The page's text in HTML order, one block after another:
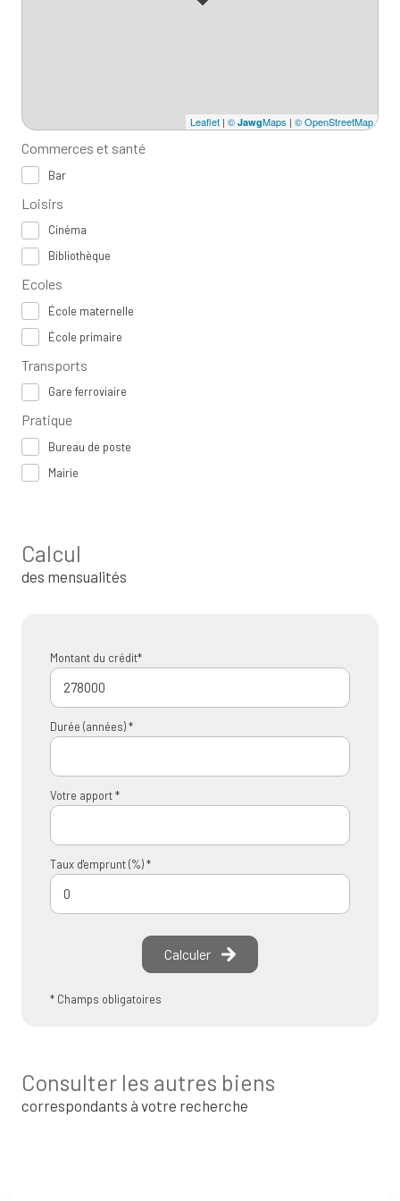
(notaires, courtiers, conciergeries, entreprises de
en toute
sérénité.
Leaflet | © JawgMaps | © OpenStreetMap
Commerces et santé
Bar
Loisirs
Cinéma
Bibliothèque
Ecoles
École maternelle
École primaire
Transports
Gare ferroviaire
Pratique
Bureau de poste
Mairie
Calcul
des mensualités
Montant du crédit*
Durée (années) *
Votre apport *
Taux d'emprunt (%) *
Calculer
* Champs obligatoires
Consulter les autres biens
correspondants à votre recherche